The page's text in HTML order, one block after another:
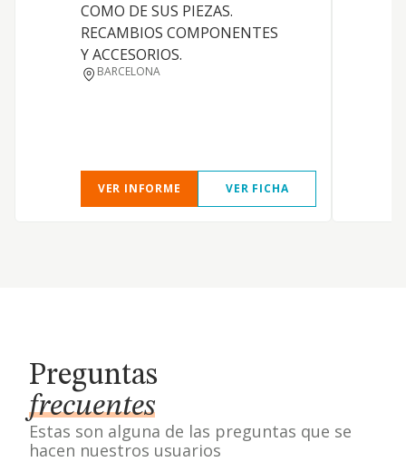
COMO DE SUS PIEZAS.
RECAMBIOS COMPONENTES
Y ACCESORIOS.
BARCELONA
VER INFORME VER FICHA
Preguntas
frecuentes
Estas son alguna de las preguntas que se
hacen nuestros usuarios